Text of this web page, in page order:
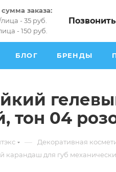
сумма заказа:
- 35 руб.
- 150 руб.
БЛОГ БРЕНДЫ
тон 04
— Декоративная
карандаш для губ